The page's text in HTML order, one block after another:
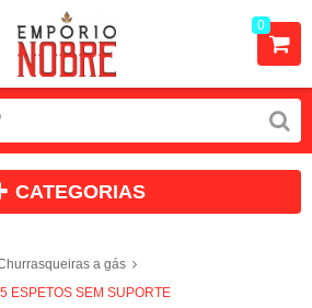
0
CATEGORIAS
a gás
ESPETOS SEM SUPORTE